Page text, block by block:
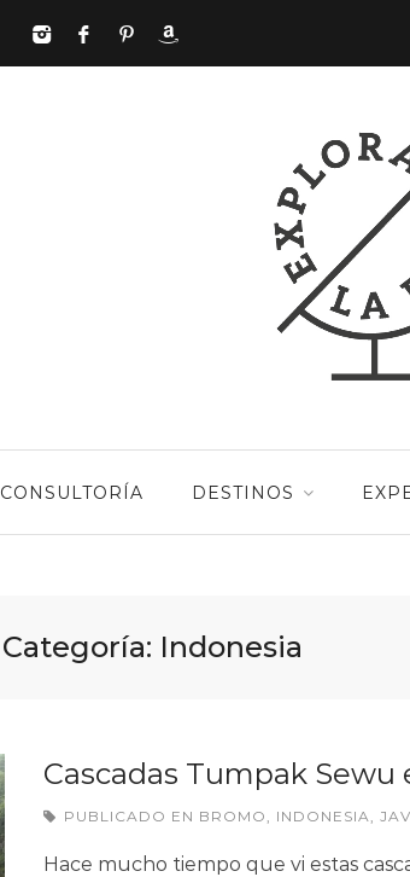
CONSULTORÍA DESTINOS
Categoría: Indonesia
Cascadas Tumpak Sewu
PUBLICADO EN BROMO , INDONESIA,
Hace mucho tiempo que vi estas